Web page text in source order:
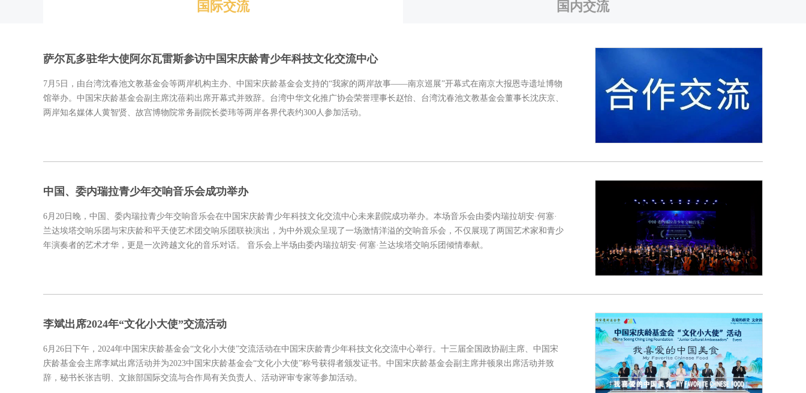
国际交流 国内交流
萨尔瓦多驻华大使阿尔瓦雷斯参访中国宋庆龄青少年科技文化交流中心
7月5日，由台湾沈春池文教基金会等两岸机构主办、中国宋庆龄基金会支持的“我家的两岸故事——南京巡展”开幕式在南京大报恩寺遗址博物
馆举办。中国宋庆龄基金会副主席沈蓓莉出席开幕式并致辞。台湾中华文化推广协会荣誉理事长赵怡、台湾沈春池文教基金会董事长沈庆京、
两岸知名媒体人黄智贤、故宫博物院常务副院长娄玮等两岸各界代表约300人参加活动。
中国、委内瑞拉青少年交响音乐会成功举办
6月20日晚，中国、委内瑞拉青少年交响音乐会在中国宋庆龄青少年科技文化交流中心未来剧院成功举办。本场音乐会由委内瑞拉胡安·何塞·
兰达埃塔交响乐团与宋庆龄和平天使艺术团交响乐团联袂演出，为中外观众呈现了一场激情洋溢的交响音乐会，不仅展现了两国艺术家和青少
年演奏者的艺术才华，更是一次跨越文化的音乐对话。 音乐会上半场由委内瑞拉胡安·何塞·兰达埃塔交响乐团倾情奉献。
李斌出席2024年“文化小大使”交流活动
6月26日下午，2024年中国宋庆龄基金会“文化小大使”交流活动在中国宋庆龄青少年科技文化交流中心举行。十三届全国政协副主席、中国宋
庆龄基金会主席李斌出席活动并为2023中国宋庆龄基金会“文化小大使”称号获得者颁发证书。中国宋庆龄基金会副主席井顿泉出席活动并致
辞，秘书长张吉明、文旅部国际交流与合作局有关负责人、活动评审专家等参加活动。